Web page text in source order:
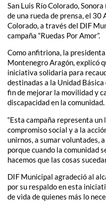
San Luis Río Colorado,
de una rueda de prensa, el 30
Colorado, a través del DIF
campaña “Ruedas Por Amor”.
Como anfitriona, la
Montenegro Aragón, explicó
iniciativa solidaria para
destinadas a la Unidad
fin de mejorar la movilidad y
discapacidad en la comunidad.
“Esta campaña representa un
compromiso social y a la
unirnos, a sumar voluntades,
porque cuando la comunidad
hacemos que las cosas
DIF Municipal agradeció al
por su respaldo en esta
de vida de quienes más lo